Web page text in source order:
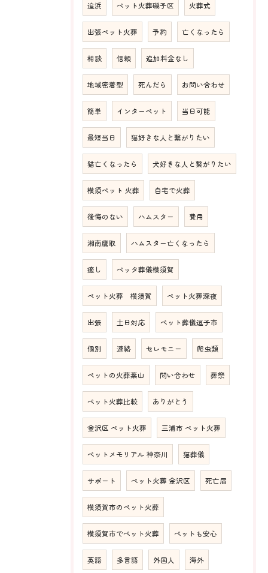
追浜 ペット火葬磯子区 火葬式
出張ペット火葬 予約 亡くなったら
相談 信頼 追加料金なし
地域密着型 死んだら お問い合わせ
簡単 インターペット 当日可能
最短当日 猫好きな人と繋がりたい
猫亡くなったら 犬好きな人と繋がりたい
横須ペット 火葬 自宅で火葬
後悔のない ハムスター 費用
湘南鷹取 ハムスター亡くなったら
癒し ペッタ葬儀横須賀
ペット火葬 横須賀 ペット火葬深夜
出張 土日対応 ペット葬儀逗子市
個別 連絡 セレモニー 爬虫類
ペットの火葬葉山 問い合わせ 葬祭
ペット火葬比較 ありがとう
金沢区 ペット火葬 三浦市 ペット火葬
ペットメモリアル 神奈川 猫葬儀
サポート ペット火葬 金沢区 死亡届
横須賀市のペット火葬
横須賀市でペット火葬 ペットも安心
英語 多言語 外国人 海外